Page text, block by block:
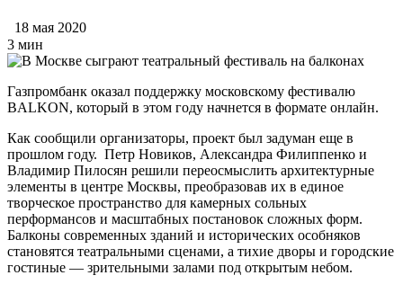
18 мая 2020
3 мин
Газпромбанк оказал поддержку московскому фестивалю
BALKON, который в этом году начнется в формате онлайн.
Как сообщили организаторы, проект был задуман еще в
прошлом году. Петр Новиков, Александра Филиппенко и
Владимир Пилосян решили переосмыслить архитектурные
элементы в центре Москвы, преобразовав их в единое
творческое пространство для камерных сольных
перформансов и масштабных постановок сложных форм.
Балконы современных зданий и исторических особняков
становятся театральными сценами, а тихие дворы и городские
гостиные — зрительными залами под открытым небом.